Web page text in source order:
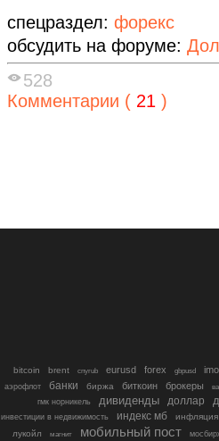
спецраздел: форекс
обсудить на форуме:
528
Комментарии ( 21 )
bitcoin brent cnyrub eurusd forex gbpusd
аэрофлот банки биржа биткоин брокеры
гмк норникель
дивиденды доллар
инвестиции в недвижимость индекс мб
инфляция
лукойл
магнит мобильный пост